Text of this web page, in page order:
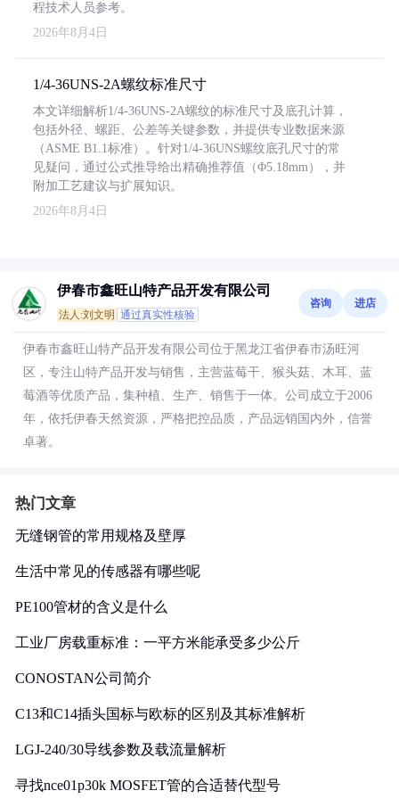
程技术人员参考。
2026年8月4日
1/4-36UNS-2A螺纹标准尺寸
本文详细解析1/4-36UNS-2A螺纹的标准尺寸及底孔计算，
包括外径、螺距、公差等关键参数，并提供专业数据来源
（ASME B1.1标准）。针对1/4-36UNS螺纹底孔尺寸的常
见疑问，通过公式推导给出精确推荐值（Φ5.18mm），并
附加工艺建议与扩展知识。
2026年8月4日
伊春市鑫旺山特产品开发有限公司
法人:刘文明 通过真实性核验
咨询 进店
伊春市鑫旺山特产品开发有限公司位于黑龙江省伊春市汤旺河
区，专注山特产品开发与销售，主营蓝莓干、猴头菇、木耳、蓝
莓酒等优质产品，集种植、生产、销售于一体。公司成立于2006
年，依托伊春天然资源，严格把控品质，产品远销国内外，信誉
卓著。
热门文章
无缝钢管的常用规格及壁厚
生活中常见的传感器有哪些呢
PE100管材的含义是什么
工业厂房载重标准：一平方米能承受多少公斤
CONOSTAN公司简介
C13和C14插头国标与欧标的区别及其标准解析
LGJ-240/30导线参数及载流量解析
寻找nce01p30k MOSFET管的合适替代型号